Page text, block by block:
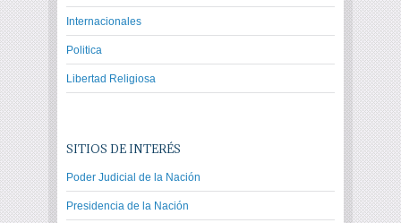
Internacionales
Politica
Libertad Religiosa
SITIOS DE INTERÉS
Poder Judicial de la Nación
Presidencia de la Nación